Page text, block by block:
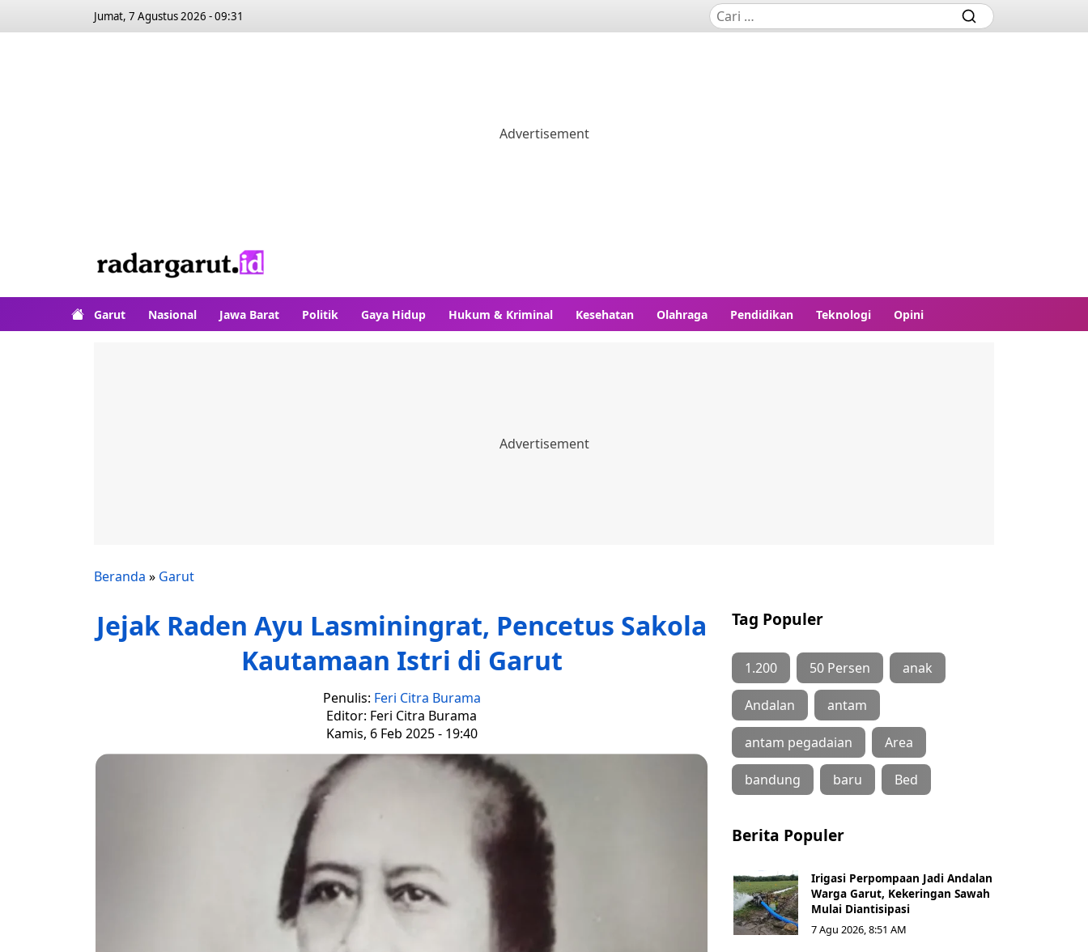
Jumat, 7 Agustus 2026 - 09:31
Garut Nasional Jawa Barat Politik Gaya Hidup Hukum & Kriminal Kesehatan Olahraga Pendidikan Teknologi Opini
Beranda » Garut
Jejak Raden Ayu Lasminingrat, Pencetus Sakola
Kautamaan Istri di Garut
Penulis: Feri Citra Burama
Editor: Feri Citra Burama
Kamis, 6 Feb 2025 - 19:40
Tag Populer
1.200 50 Persen anak
Andalan antam
antam pegadaian Area
bandung baru Bed
Berita Populer
Irigasi Perpompaan Jadi Andalan
Warga Garut, Kekeringan Sawah
Mulai Diantisipasi
7 Agu 2026, 8:51 AM